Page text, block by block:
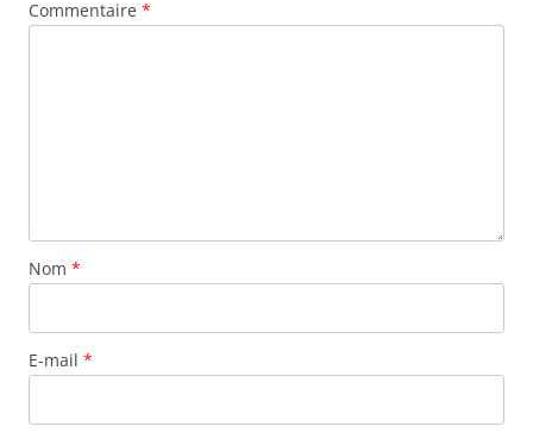
Commentaire *
Nom *
E-mail *